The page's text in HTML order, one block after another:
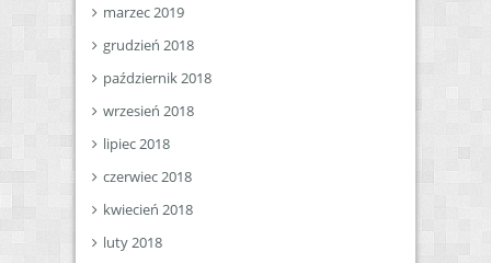
marzec 2019
grudzień 2018
październik 2018
wrzesień 2018
lipiec 2018
czerwiec 2018
kwiecień 2018
luty 2018